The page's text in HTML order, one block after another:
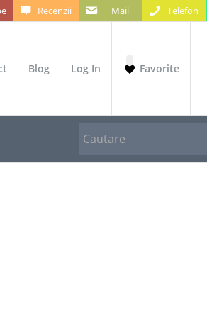
Recenzii Mail Telefon
Blog Log In Favorite